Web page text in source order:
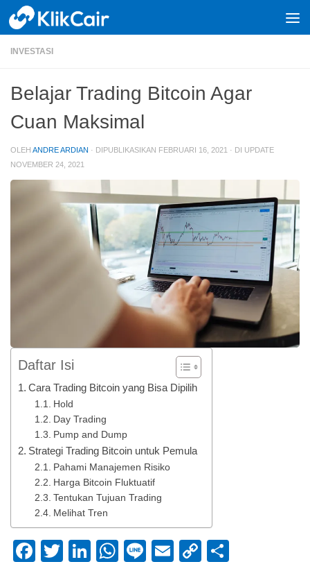
Skip to content
INVESTASI
Belajar Trading Bitcoin Agar
Cuan Maksimal
OLEH ANDRE ARDIAN · DIPUBLIKASIKAN FEBRUARI 16, 2021 · DI UPDATE
NOVEMBER 24, 2021
Daftar Isi
Cara Trading Bitcoin yang Bisa Dipilih
Hold
Day Trading
Pump and Dump
Strategi Trading Bitcoin untuk Pemula
Pahami Manajemen Risiko
Harga Bitcoin Fluktuatif
Tentukan Tujuan Trading
Melihat Tren
Facebook
TwitterLinkedIn
WhatsApp
LineEmailCopy